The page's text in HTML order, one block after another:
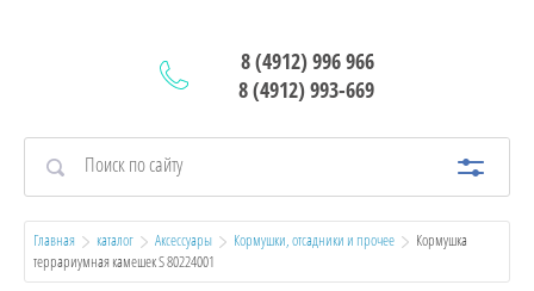
8 (4912) 996 966
8 (4912) 993-669
Главная каталог Аксессуары Кормушки, отсадники и прочее
  Кормушка
террариумная камешек S 80224001